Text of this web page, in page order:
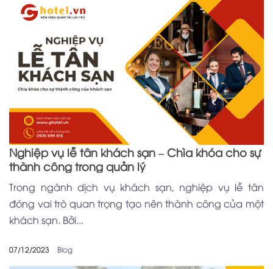
Nghiệp vụ lễ tân khách sạn – Chìa khóa cho sự
thành công trong quản lý
Trong ngành dịch vụ khách sạn, nghiệp vụ lễ tân
đóng vai trò quan trọng tạo nên thành công của một
khách sạn. Bởi...
07/12/2023 Blog